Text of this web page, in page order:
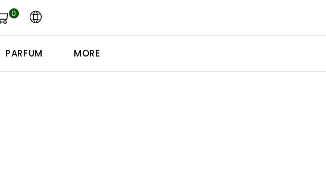
0
PARFUM MORE